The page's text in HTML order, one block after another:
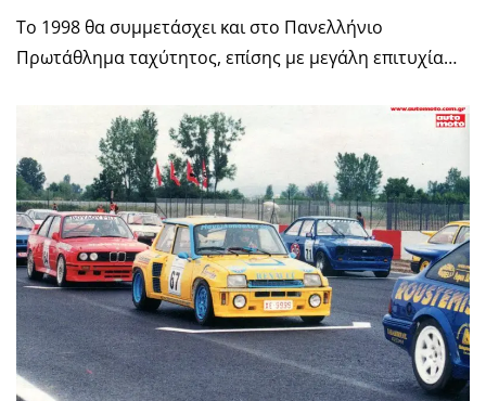
To 1998 θα συμμετάσχει και στο Πανελλήνιο
Πρωτάθλημα ταχύτητος, επίσης με μεγάλη επιτυχία…